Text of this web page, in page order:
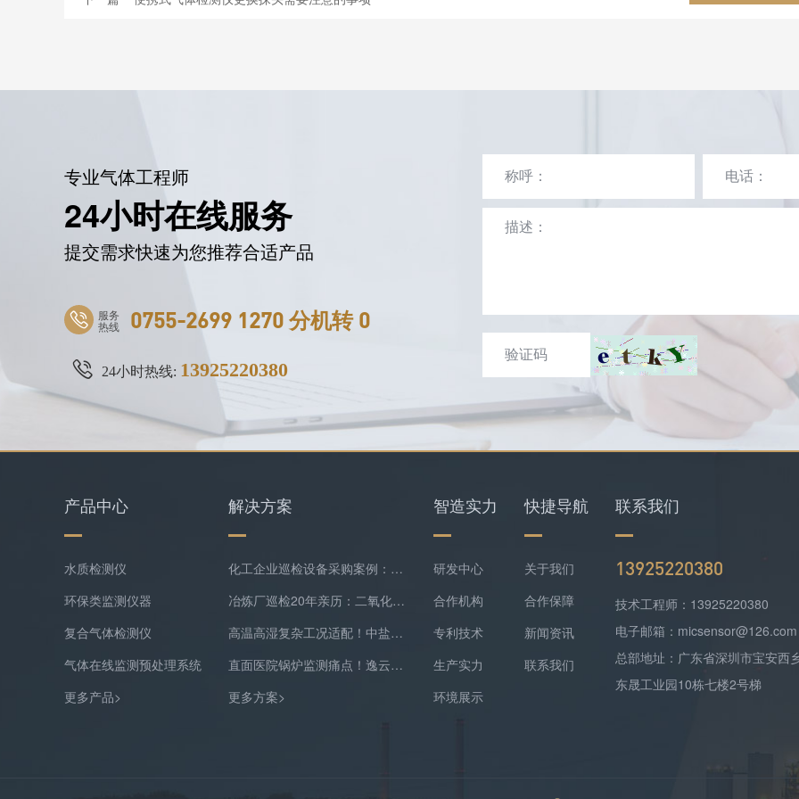
专业气体工程师
24小时在线服务
提交需求快速为您推荐合适产品
服务
热线 0755-2699 1270 分机转 0
24小时热线: 13925220380
产品中心
水质检测仪
环保类监测仪器
复合气体检测仪
气体在线监测预处理系统
更多产品>
解决方案
化工企业巡检设备采购案例：逸云天MS400系列苯乙烯检测仪+四合一检测仪配套落地
冶炼厂巡检20年亲历：二氧化硫隐形泄漏难察觉，便携式检测报警仪是防线
高温高湿复杂工况适配！中盐常州化工双氧水尾气精准监测方案落地
直面医院锅炉监测痛点！逸云天预处理+在线气体监测实现数据稳定上传
更多方案>
智造实力
研发中心
合作机构
专利技术
生产实力
环境展示
快捷导航
关于我们
合作保障
新闻资讯
联系我们
联系我们
13925220380
技术工程师：13925220380
电子邮箱：micsensor@126.com
总部地址：广东省深圳市宝安西
东晟工业园10栋七楼2号梯